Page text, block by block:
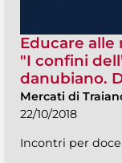
Educare
"I confini
danubiano.
Mercati di
22/10/2018
Incontri per